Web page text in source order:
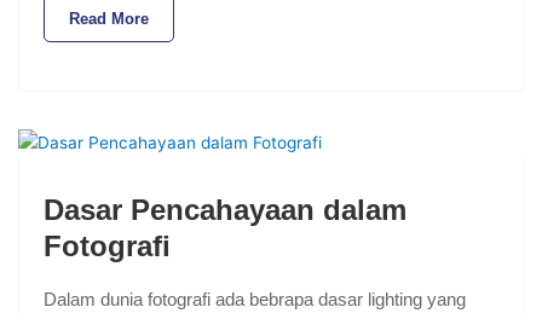
Read More
Dasar Pencahayaan dalam
Fotografi
Dalam dunia fotografi ada bebrapa dasar lighting yang